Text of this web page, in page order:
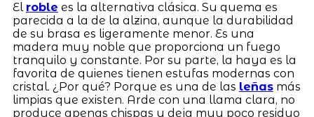
El roble es la alternativa clásica. Su quema es
parecida a la de la alzina, aunque la durabilidad
de su brasa es ligeramente menor. Es una
madera muy noble que proporciona un fuego
tranquilo y constante. Por su parte, la haya es la
favorita de quienes tienen estufas modernas con
cristal. ¿Por qué? Porque es una de las leñasmás
limpias que existen. Arde con una llama clara, no
produce apenas chispas y deja muy poco residuo